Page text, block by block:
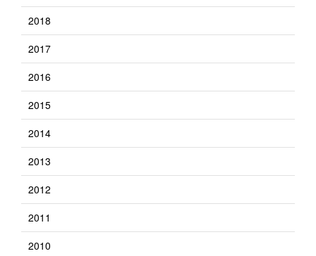
2018
2017
2016
2015
2014
2013
2012
2011
2010